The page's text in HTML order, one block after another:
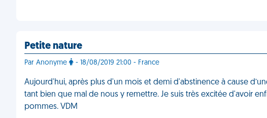
Petite nature
Par Anonyme - 18/08/2019 21:00 - France
Aujourd'hui, après plus d'un mois et demi d'abstinence à cause
tant bien que mal de nous y remettre. Je suis très excitée d'avoir
pommes. VDM